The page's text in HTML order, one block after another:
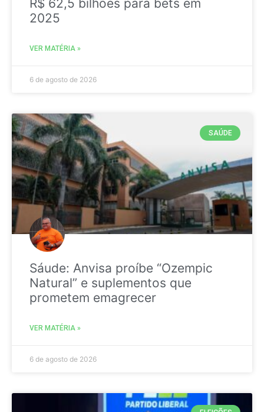
R$ 62,5 bilhões para bets em
2025
VER MATÉRIA »
6 de agosto de 2026
SAÚDE
Sáude: Anvisa proíbe “Ozempic
Natural” e suplementos que
prometem emagrecer
VER MATÉRIA »
6 de agosto de 2026